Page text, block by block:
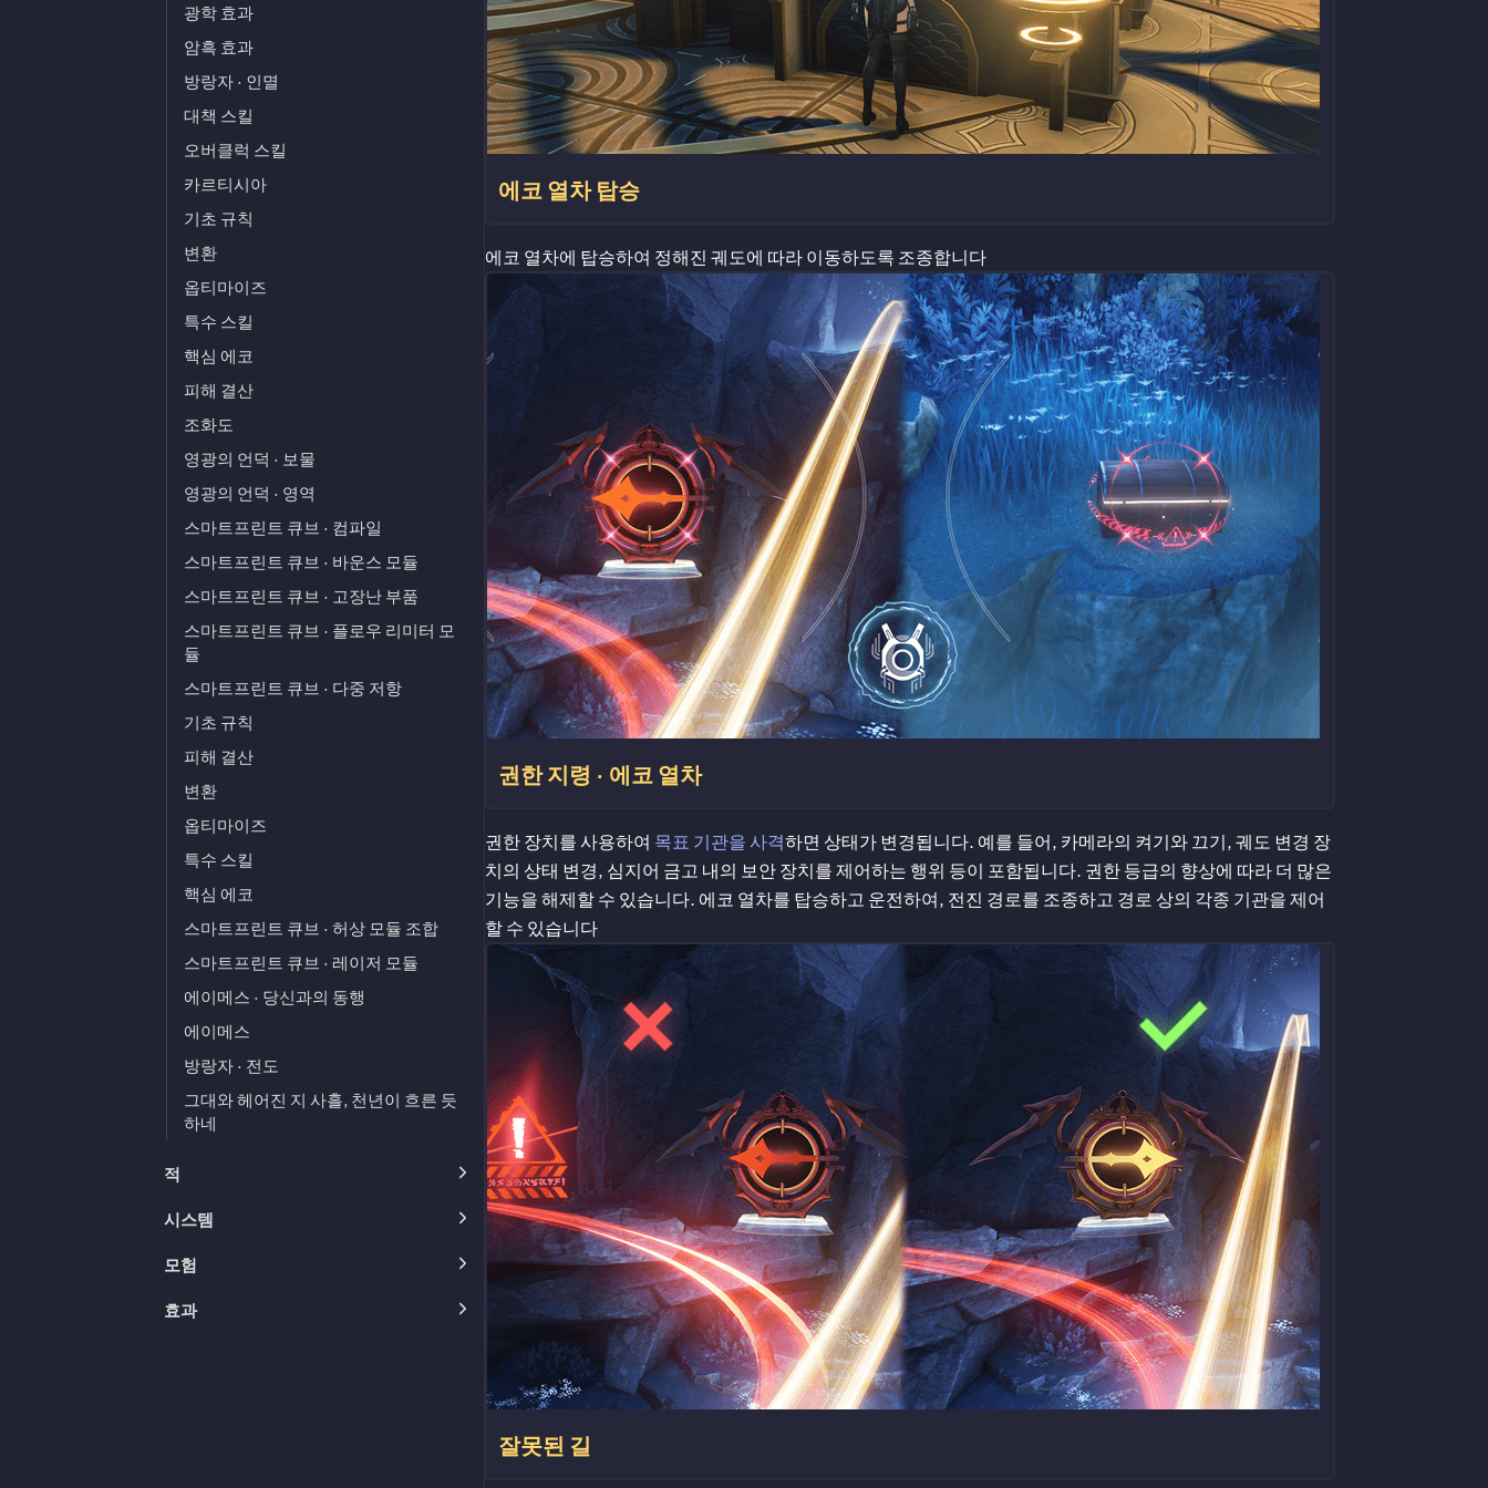
광학 효과
암흑 효과
방랑자 · 인멸
대책 스킬
오버클럭 스킬
카르티시아
기초 규칙
변환
옵티마이즈
특수 스킬
핵심 에코
피해 결산
조화도
영광의 언덕 · 보물
영광의 언덕 · 영역
스마트프린트 큐브 · 컴파일
스마트프린트 큐브 · 바운스 모듈
스마트프린트 큐브 · 고장난 부품
스마트프린트 큐브 · 플로우 리미터 모
듈
스마트프린트 큐브 · 다중 저항
기초 규칙
피해 결산
변환
옵티마이즈
특수 스킬
핵심 에코
스마트프린트 큐브 · 허상 모듈 조합
스마트프린트 큐브 · 레이저 모듈
에이메스 · 당신과의 동행
에이메스
방랑자 · 전도
그대와 헤어진 지 사흘, 천년이 흐른 듯
하네
적
시스템
모험
효과
에코 열차 탑승
에코 열차에 탑승하여 정해진 궤도에 따라 이동하도록 조종합니다
권한 지령 · 에코 열차
권한 장치를 사용하여 목표 기관을 사격하면 상태가 변경됩니다. 예를 들어, 카메라의 켜기와 끄기, 궤도 변경 장
치의 상태 변경, 심지어 금고 내의 보안 장치를 제어하는 행위 등이 포함됩니다. 권한 등급의 향상에 따라 더 많은
기능을 해제할 수 있습니다. 에코 열차를 탑승하고 운전하여, 전진 경로를 조종하고 경로 상의 각종 기관을 제어
할 수 있습니다
잘못된 길